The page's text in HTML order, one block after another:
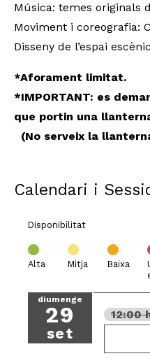
Música: temes originals
Moviment i coreografia:
Disseny de l’espai
*Aforament limitat.
*IMPORTANT: es
que portin una
(No serveix la
Calendari i
Disponibilitat
Alta Mitja Baixa
diumenge
29
set
12:00